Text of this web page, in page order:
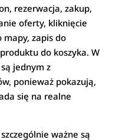
rezerwacja, zakup,
oferty, kliknięcie
mapy, zapis do
do koszyka. W
jednym z
ponieważ pokazują,
się na realne
ważne są